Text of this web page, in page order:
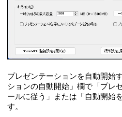
プレゼンテーションを自動開始
ションの自動開始」欄で「プレ
ールに従う」または「自動開始
す。